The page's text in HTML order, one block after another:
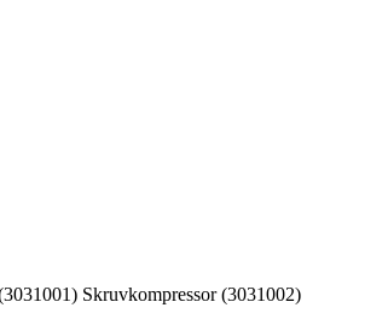
Skruvkompressor (3031002)